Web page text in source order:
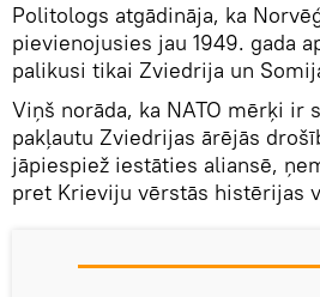
Politologs atgādināja, ka
pievienojusies jau 1949. gada
palikusi tikai Zviedrija un
Viņš norāda, ka NATO mērķi ir
pakļautu Zviedrijas ārējās
jāpiespiež iestāties aliansē,
pret Krieviju vērstās histērijas